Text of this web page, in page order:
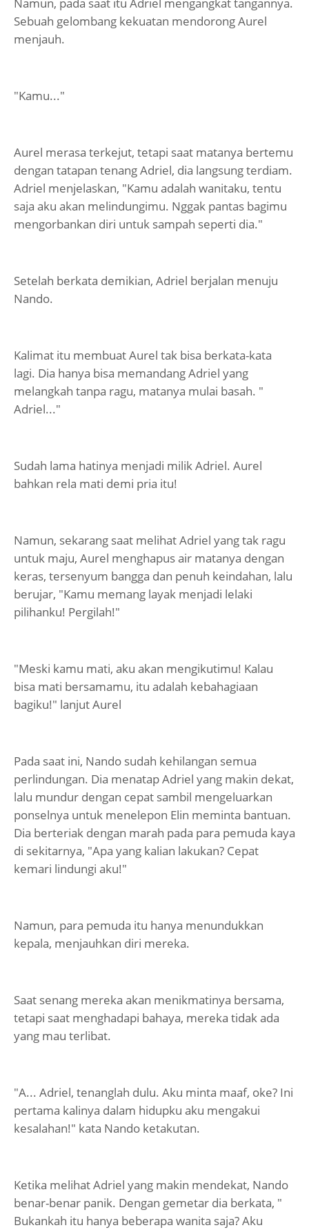
Sebuah gelombang kekuatan mendorong Aurel
menjauh.
"Kamu..."
Aurel merasa terkejut, tetapi saat matanya bertemu
dengan tatapan tenang Adriel, dia langsung terdiam.
Adriel menjelaskan, "Kamu adalah wanitaku, tentu
saja aku akan melindungimu. Nggak pantas bagimu
mengorbankan diri untuk sampah seperti dia."
Setelah berkata demikian, Adriel berjalan menuju
Nando.
Kalimat itu membuat Aurel tak bisa berkata-kata
lagi. Dia hanya bisa memandang Adriel yang
melangkah tanpa ragu, matanya mulai basah. "
Adriel..."
Sudah lama hatinya menjadi milik Adriel. Aurel
bahkan rela mati demi pria itu!
Namun, sekarang saat melihat Adriel yang tak ragu
untuk maju, Aurel menghapus air matanya dengan
keras, tersenyum bangga dan penuh keindahan, lalu
berujar, "Kamu memang layak menjadi lelaki
pilihanku! Pergilah!"
"Meski kamu mati, aku akan mengikutimu! Kalau
bisa mati bersamamu, itu adalah kebahagiaan
bagiku!" lanjut Aurel
Pada saat ini, Nando sudah kehilangan semua
perlindungan. Dia menatap Adriel yang makin dekat,
lalu mundur dengan cepat sambil mengeluarkan
ponselnya untuk menelepon Elin meminta bantuan.
Dia berteriak dengan marah pada para pemuda kaya
di sekitarnya, "Apa yang kalian lakukan? Cepat
kemari lindungi aku!"
Namun, para pemuda itu hanya menundukkan
kepala, menjauhkan diri mereka.
Saat senang mereka akan menikmatinya bersama,
tetapi saat menghadapi bahaya, mereka tidak ada
yang mau terlibat.
"A... Adriel, tenanglah dulu. Aku minta maaf, oke? Ini
pertama kalinya dalam hidupku aku mengakui
kesalahan!" kata Nando ketakutan.
Ketika melihat Adriel yang makin mendekat, Nando
benar-benar panik. Dengan gemetar dia berkata, "
Bukankah itu hanya beberapa wanita saja? Aku